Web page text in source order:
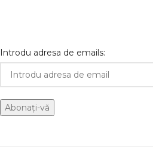
Introdu adresa de emails: